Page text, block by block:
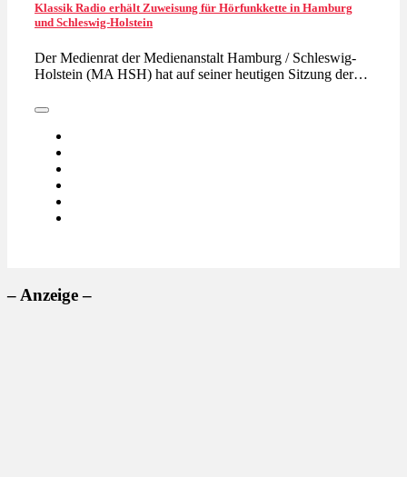
Klassik Radio erhält Zuweisung für Hörfunkkette in Hamburg
und Schleswig-Holstein
Der Medienrat der Medienanstalt Hamburg / Schleswig-
Holstein (MA HSH) hat auf seiner heutigen Sitzung der…
– Anzeige –